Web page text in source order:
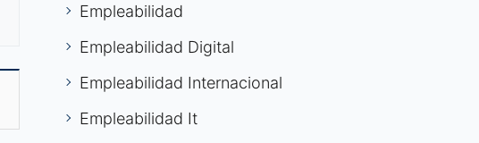
Empleabilidad
Empleabilidad Digital
Empleabilidad Internacional
Empleabilidad It